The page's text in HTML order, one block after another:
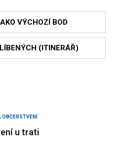
VÝCHOZÍ BOD
(ITINERÁŘ)
OBČERSTVENÍ
u trati